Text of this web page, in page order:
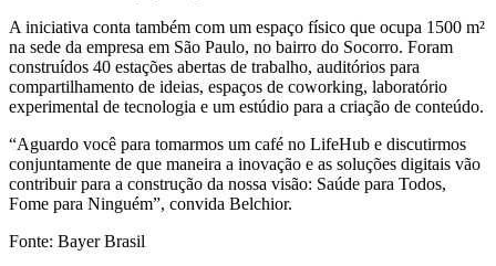
A iniciativa conta também com um espaço físico que ocupa 1500 m²
na sede da empresa em São Paulo, no bairro do Socorro. Foram
construídos 40 estações abertas de trabalho, auditórios para
compartilhamento de ideias, espaços de coworking, laboratório
experimental de tecnologia e um estúdio para a criação de conteúdo.
“Aguardo você para tomarmos um café no LifeHub e discutirmos
conjuntamente de que maneira a inovação e as soluções digitais vão
contribuir para a construção da nossa visão: Saúde para Todos,
Fome para Ninguém”, convida Belchior.
Fonte: Bayer Brasil